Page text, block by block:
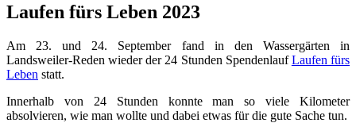
Laufen fürs Leben 2023
Am 23. und 24. September fand in den Wassergärten in
Landsweiler-Reden wieder der 24 Stunden SpendenlaufLaufen fürs
Leben statt.
Innerhalb von 24 Stunden konnte man so viele Kilometer
absolvieren, wie man wollte und dabei etwas für die gute Sache tun.